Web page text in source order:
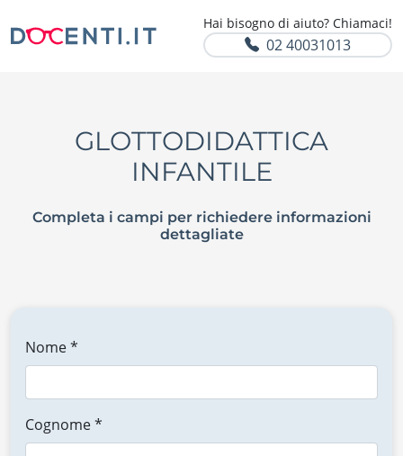
Hai bisogno di aiuto? Chiamaci!
02 40031013
GLOTTODIDATTICA
INFANTILE
Completa i campi per richiedere informazioni
dettagliate
Nome *
Cognome *